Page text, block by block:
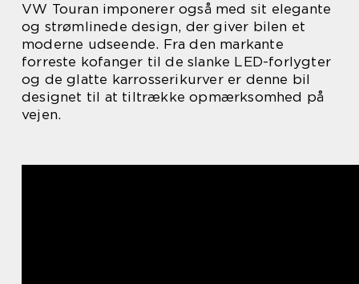
VW Touran imponerer også med sit elegante
og strømlinede design, der giver bilen et
moderne udseende. Fra den markante
forreste kofanger til de slanke LED-forlygter
og de glatte karrosserikurver er denne bil
designet til at tiltrække opmærksomhed på
vejen.